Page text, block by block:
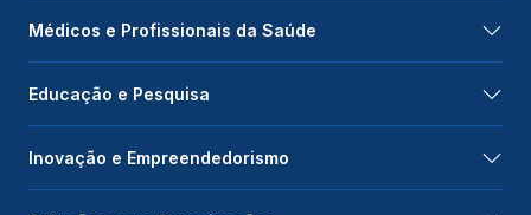
Médicos e Profissionais da Saúde
Educação e Pesquisa
Inovação e Empreendedorismo